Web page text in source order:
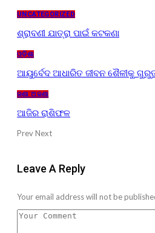
UNCATEGORIZED
ଶ୍ରାବଣୀ ଯାତ୍ରା ପାଇଁ କଟକଣା
ଓଡ଼ିଶା
ଆୟୁର୍ବେଦ ଆଧାରିତ ଜୀବନ ଶୈଳୀକୁ
ଜଣା ଅଜଣା
ଆଜିର ରାଶିଫଳ
PrevNext
Leave A Reply
Your email address will not be